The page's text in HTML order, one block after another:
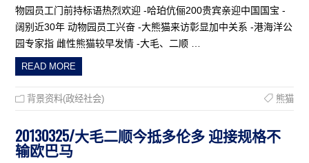
物园员工门前持标语热烈欢迎 -哈珀伉俪200贵宾亲迎中国国宝 -
阔别近30年 动物园员工兴奋 -大熊猫来访彰显加中关系 -港海洋公
园专家指 雌性熊猫较早发情 -大毛、二顺 …
READ MORE
背景资料(政经社会) 熊猫
20130325/大毛二顺今抵多伦多 迎接规格不
输欧巴马